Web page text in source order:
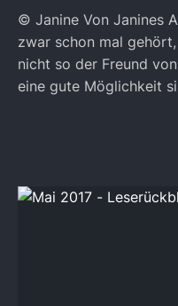
© Janine Von Janines
zwar schon mal
nicht so der Freund
eine gute Möglichkeit